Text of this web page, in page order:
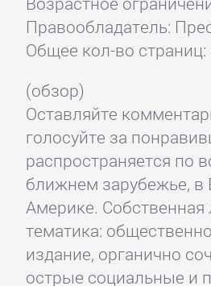
Правообладатель:
Общее кол-во страниц:
(обзор)
Оставляйте
голосуйте за
распространяется по
ближнем зарубежье, в
Америке. Собственная
тематика:
издание, органично
острые социальные и